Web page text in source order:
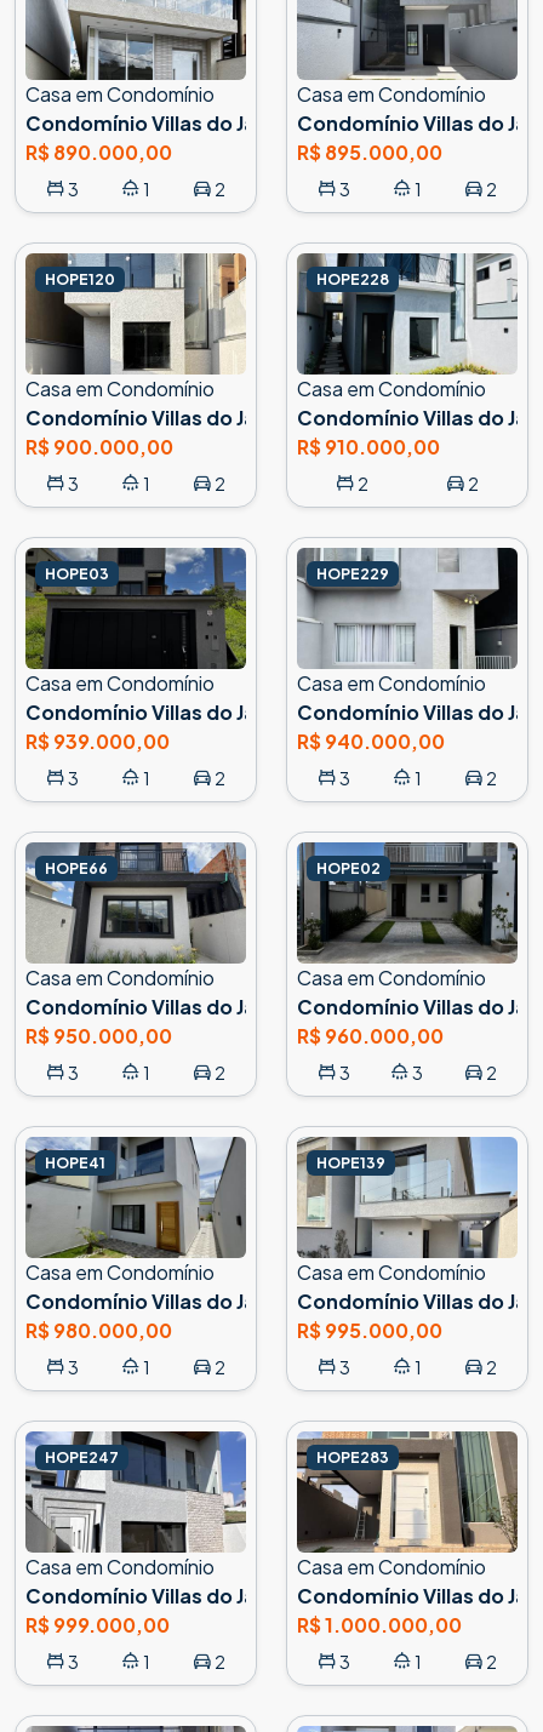
Casa em Condomínio
Condomínio Villas do Jaguari, Santana de Parnaíba
R$ 890.000,00
3 1 2
Casa em Condomínio
Condomínio Villas do
R$ 895.000,00
3 1 2
HOPE120
Casa em Condomínio
Condomínio Villas do Jaguari, Santana de Parnaíba
R$ 900.000,00
3 1 2
HOPE228
Casa em Condomínio
Condomínio Villas do
R$ 910.000,00
2 2
HOPE03
Casa em Condomínio
Condomínio Villas do Jaguari, Santana de Parnaíba
R$ 939.000,00
3 1 2
HOPE229
Casa em Condomínio
Condomínio Villas do
R$ 940.000,00
3 1 2
HOPE66
Casa em Condomínio
Condomínio Villas do Jaguari, Santana de Parnaíba
R$ 950.000,00
3 1 2
HOPE02
Casa em Condomínio
Condomínio Villas do
R$ 960.000,00
3 3 2
HOPE41
Casa em Condomínio
Condomínio Villas do Jaguari, Santana de Parnaíba
R$ 980.000,00
3 1 2
HOPE139
Casa em Condomínio
Condomínio Villas do
R$ 995.000,00
3 1 2
HOPE247
Casa em Condomínio
Condomínio Villas do Jaguari, Santana de Parnaíba
R$ 999.000,00
3 1 2
HOPE283
Casa em Condomínio
Condomínio Villas do
R$ 1.000.000,00
3 1 2